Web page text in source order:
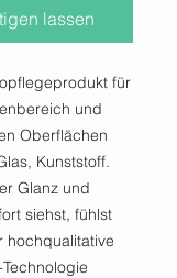
lassen
für
und
Oberflächen
Kunststoff.
Glanz und
siehst, fühlst
hochqualitative